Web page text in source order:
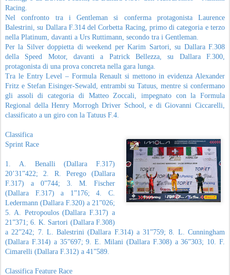
Racing.
Nel confronto tra i Gentleman si conferma protagonista Laurence
Balestrini, su Dallara F.314 del Corbetta Racing, primo di categoria e terzo
nella Platinum, davanti a Urs Ruttimann, secondo tra i Gentleman.
Per la Silver doppietta di weekend per Karim Sartori, su Dallara F.308
della Speed Motor, davanti a Patrick Bellezza, su Dallara F.300,
protagonista di una prova concreta nella gara lunga.
Tra le Entry Level – Formula Renault si mettono in evidenza Alexander
Fritz e Stefan Eisinger-Sewald, entrambi su Tatuus, mentre si confermano
gli assoli di categoria di Matteo Zoccali, impegnato con la Formula
Regional della Henry Morrogh Driver School, e di Giovanni Ciccarelli,
classificato a un giro con la Tatuus F.4.
Classifica
Sprint Race
1. A. Benalli (Dallara F.317)
20’31”422; 2. R. Perego (Dallara
F.317) a 0”744; 3. M. Fischer
(Dallara F.317) a 1”176; 4. C.
Ledermann (Dallara F.320) a 21”026;
5. A. Petropoulos (Dallara F.317) a
21”371; 6. K. Sartori (Dallara F.308)
a 22”242; 7. L. Balestrini (Dallara F.314) a 31”759; 8. L. Cunningham
(Dallara F.314) a 35”697; 9. E. Milani (Dallara F.308) a 36”303; 10. F.
Cimarelli (Dallara F.312) a 41”589.
Classifica Feature Race